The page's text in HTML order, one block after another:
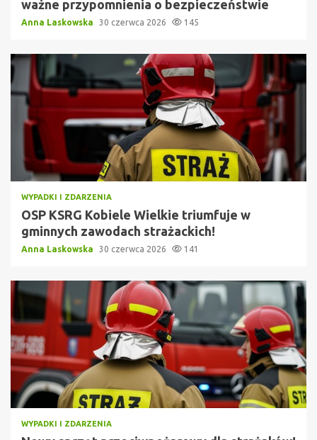
ważne przypomnienia o bezpieczeństwie
Anna Laskowska 30 czerwca 2026 145
WYPADKI I ZDARZENIA
OSP KSRG Kobiele Wielkie triumfuje w
gminnych zawodach strażackich!
Anna Laskowska 30 czerwca 2026 141
WYPADKI I ZDARZENIA